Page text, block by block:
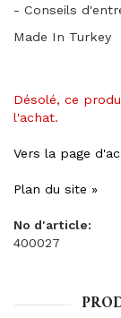
- Conseils
Made In Turkey
Désolé, ce
l'achat.
Vers la page
Plan du site »
No d'article:
400027